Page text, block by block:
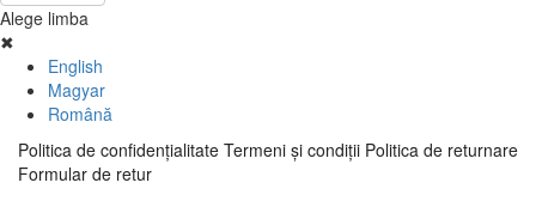
Alege limba
✖
English
Magyar
Română
Politica de confidenţialitate Termeni şi condiţii Politica de returnare
Formular de retur